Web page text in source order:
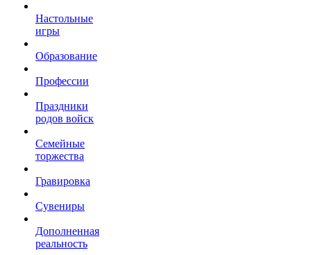
Настольные
игры
Образование
Профессии
Праздники
родов войск
Семейные
торжества
Гравировка
Сувениры
Дополненная
реальность